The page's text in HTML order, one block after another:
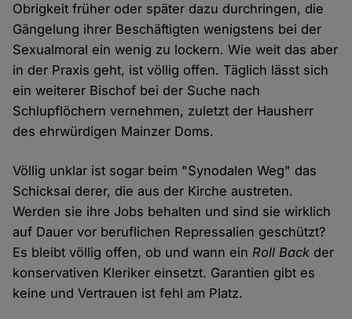
Obrigkeit früher oder später dazu durchringen, die
Gängelung ihrer Beschäftigten wenigstens bei der
Sexualmoral ein wenig zu lockern. Wie weit das aber
in der Praxis geht, ist völlig offen. Täglich lässt sich
ein weiterer Bischof bei der Suche nach
Schlupflöchern vernehmen, zuletzt der Hausherr
des ehrwürdigen Mainzer Doms.
Völlig unklar ist sogar beim "Synodalen Weg" das
Schicksal derer, die aus der Kirche austreten.
Werden sie ihre Jobs behalten und sind sie wirklich
auf Dauer vor beruflichen Repressalien geschützt?
Es bleibt völlig offen, ob und wann einRoll Back der
konservativen Kleriker einsetzt. Garantien gibt es
keine und Vertrauen ist fehl am Platz.